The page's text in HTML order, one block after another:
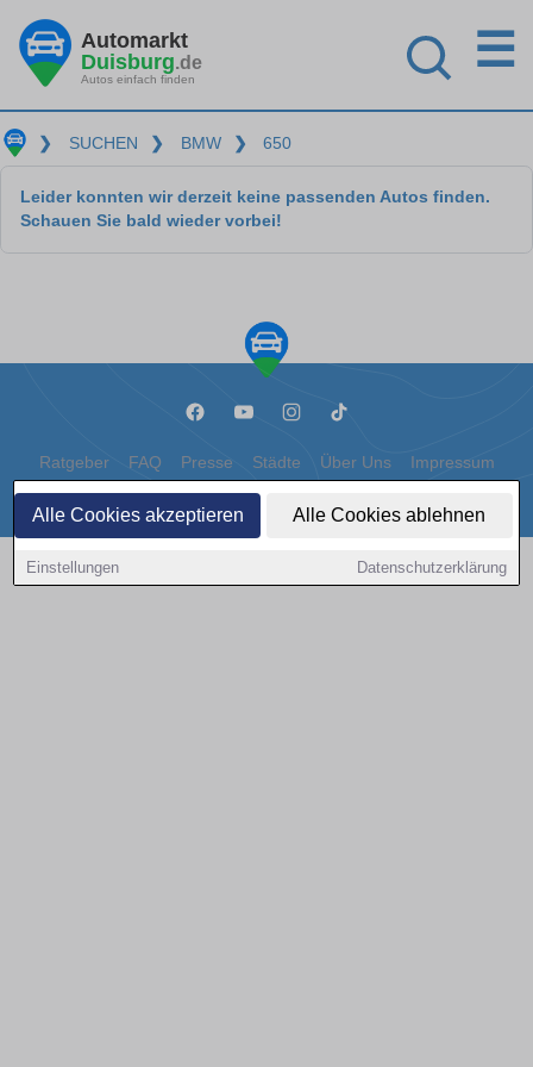
Alle Cookies akzeptieren Alle Cookies ablehnen
Einstellungen Datenschutzerklärung
Automarkt
Duisburg.de
Autos einfach finden
☰
❯ SUCHEN ❯ BMW ❯ 650
Leider konnten wir derzeit keine passenden Autos finden.
Schauen Sie bald wieder vorbei!
Ratgeber FAQ Presse Städte Über Uns Impressum
Datenschutz Cookies
Copyright © 2000 - 2026 | 1A Infosysteme GmbH | Content by: 1a-sites-autos